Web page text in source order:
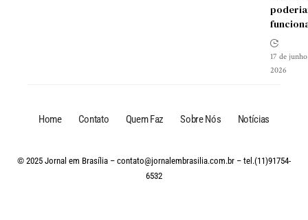
17 de
2026
Home Contato Quem Faz Sobre Nós Notícias
© 2025 Jornal em Brasília – contato@jornalembrasilia.com.br – tel.(11)91754-
6532